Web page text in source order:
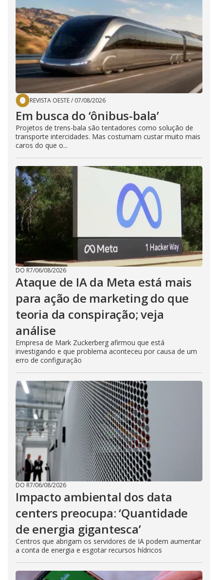
REVISTA OESTE/ 07/08/2026
Em busca do ‘ônibus-bala’
Projetos de trens-bala são tentadores como solução de
transporte intercidades. Mas costumam custar muito mais
caros do que o...
DO R7/06/08/2026
Ataque de IA da Meta está mais
para ação de marketing do que
teoria da conspiração; veja
análise
Empresa de Mark Zuckerberg afirmou que está
investigando e que problema aconteceu por causa de um
erro de configuração
DO R7/06/08/2026
Impacto ambiental dos data
centers preocupa: ‘Quantidade
de energia gigantesca’
Centros que abrigam os servidores de IA podem aumentar
a conta de energia e esgotar recursos hídricos